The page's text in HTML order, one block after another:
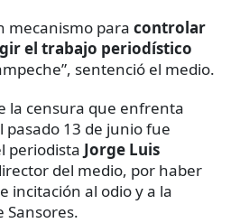
mecanismo para controlar
el trabajo periodístico
sentenció el medio.
la censura que enfrenta
pasado 13 de junio fue
periodista Jorge Luis
del medio, por haber
incitación al odio y a la
Sansores.